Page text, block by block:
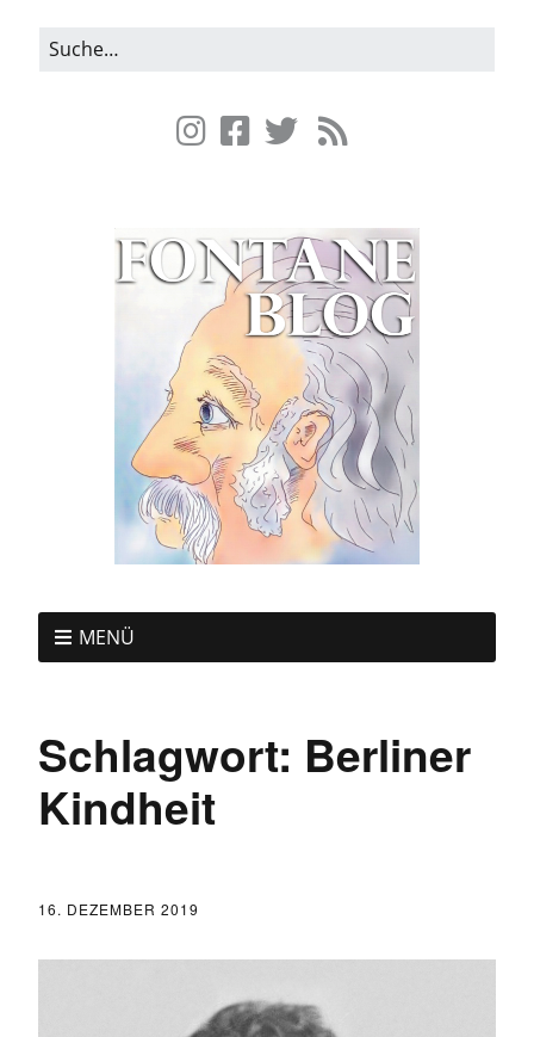
MENÜ
Schlagwort: Berliner
Kindheit
16. DEZEMBER 2019